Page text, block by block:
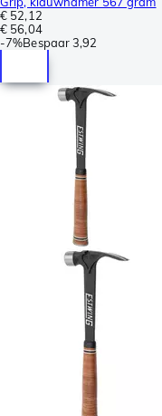
€ 52,12
€ 56,04
-7%Bespaar3,92